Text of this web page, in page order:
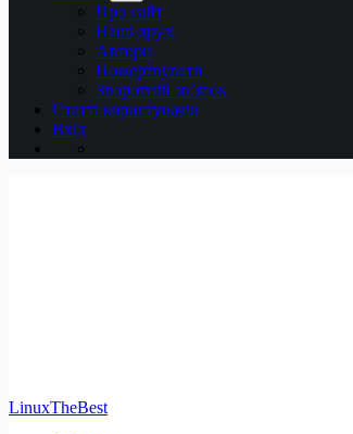
Про сайт
Наші друзі
Автори
Пожертвувати
Зворотній зв’язок
Статті користувачів
Вхід
LinuxTheBest